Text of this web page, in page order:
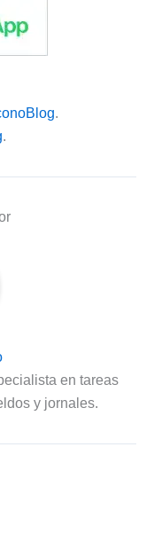
.
.
en tareas
y jornales.